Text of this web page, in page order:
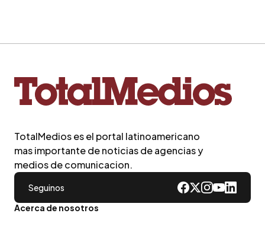
TotalMedios es el portal latinoamericano
mas importante de noticias de agencias y
medios de comunicacion.
Seguinos
Acerca de nosotros